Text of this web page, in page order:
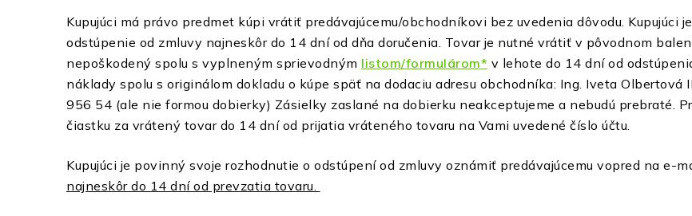
Kupujúci má právo predmet kúpi vrátiť predávajúcemu/obchodníkovi bez uvedenia dôvodu. Kupujúci
odstúpenie od zmluvy najneskôr do 14 dní od dňa doručenia. Tovar je nutné vrátiť v pôvodnom
nepoškodený spolu s vyplneným sprievodným listom/formulárom* v lehote do 14 dní od
náklady spolu s originálom dokladu o kúpe späť na dodaciu adresu obchodníka: Ing. Iveta Olbertová
956 54 (ale nie formou dobierky) Zásielky zaslané na dobierku neakceptujeme a nebudú prebraté.
čiastku za vrátený tovar do 14 dní od prijatia vráteného tovaru na Vami uvedené číslo účtu.
Kupujúci je povinný svoje rozhodnutie o odstúpení od zmluvy oznámiť predávajúcemu vopred na e-
najneskôr do 14 dní od prevzatia tovaru.